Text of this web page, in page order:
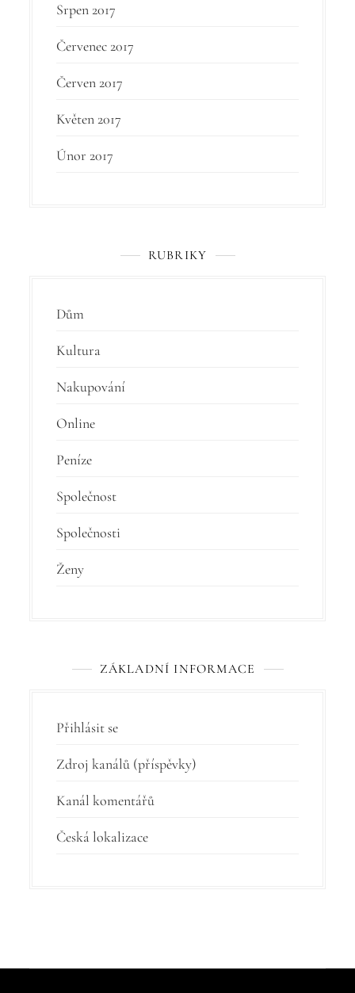
Srpen 2017
Červenec 2017
Červen 2017
Květen 2017
Únor 2017
RUBRIKY
Dům
Kultura
Nakupování
Online
Peníze
Společnost
Společnosti
Ženy
ZÁKLADNÍ INFORMACE
Přihlásit se
Zdroj kanálů (příspěvky)
Kanál komentářů
Česká lokalizace